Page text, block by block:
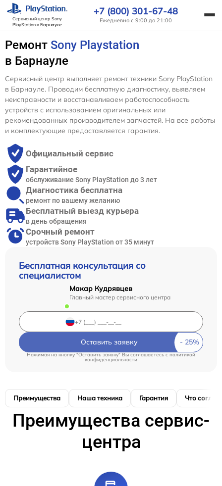
Сервисный центр Sony
PlayStationв Барнауле
+7 (800) 301-67-48
Ежедневно с 9:00 до 21:00
Ремонт Sony Playstation
в Барнауле
Бесплатная консультация со
специалистом
Макар Кудрявцев
Главный мастер сервисного центра
Оставить заявку
Нажимая на кнопку "Оставить заявку" Вы соглашаетесь cполитикой
конфиденциальности
Сервисный центр выполняет ремонт техники Sony PlayStation
в Барнауле. Проводим бесплатную диагностику, выявляем
неисправности и восстанавливаем работоспособность
устройств с использованием оригинальных или
рекомендованных производителем запчастей. На все работы
и комплектующие предоставляется гарантия.
Официальный сервис
Гарантийное
обслуживание Sony PlayStation до 3 лет
Диагностика бесплатна
ремонт по вашему желанию
Бесплатный выезд курьера
в день обращения
Срочный ремонт
устройств Sony PlayStation от 35 минут
Преимущества Наша техника Гарантия Что
Преимущества сервис-
центра